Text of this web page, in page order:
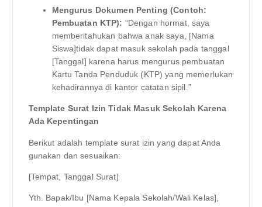
Mengurus Dokumen Penting (Contoh:
Pembuatan KTP): “Dengan hormat, saya
memberitahukan bahwa anak saya, [Nama
Siswa]tidak dapat masuk sekolah pada tanggal
[Tanggal] karena harus mengurus pembuatan
Kartu Tanda Penduduk (KTP) yang memerlukan
kehadirannya di kantor catatan sipil.”
Template Surat Izin Tidak Masuk Sekolah Karena
Ada Kepentingan
Berikut adalah template surat izin yang dapat Anda
gunakan dan sesuaikan:
[Tempat, Tanggal Surat]
Yth. Bapak/Ibu [Nama Kepala Sekolah/Wali Kelas],